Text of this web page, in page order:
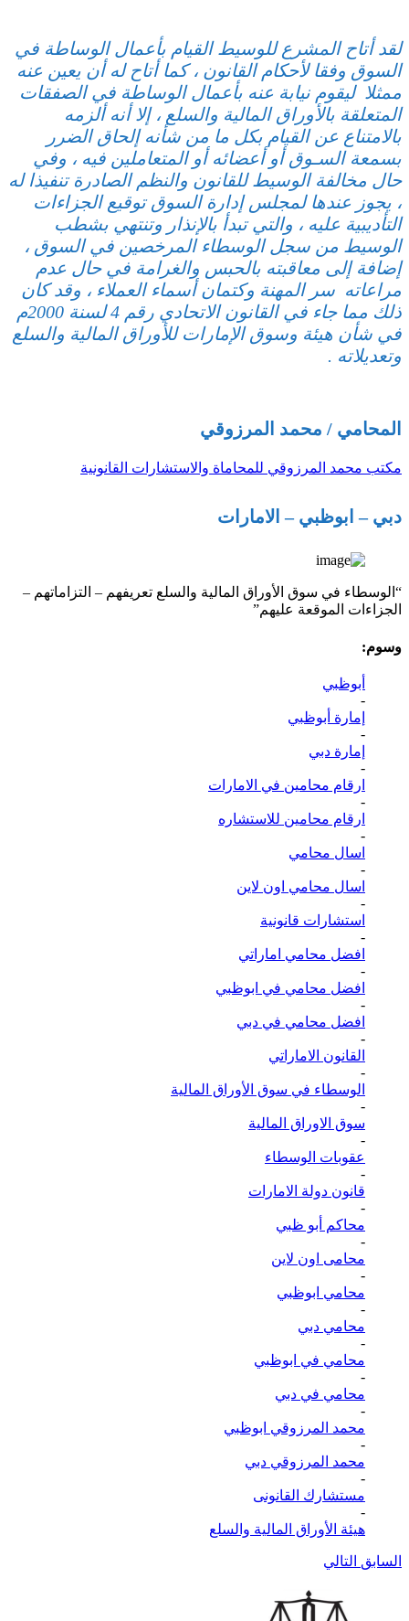
لقد أتاح المشرع للوسيط القيام بأعمال الوساطة في
السوق وفقا لأحكام القانون ، كما أتاح له أن يعين عنه
ممثلا ليقوم نيابة عنه بأعمال الوساطة في الصفقات
المتعلقة بالأوراق المالية والسلع ، إلا أنه ألزمه
بالامتناع عن القيام بكل ما من شأنه إلحاق الضرر
بسمعة السـوق أو أعضائه أو المتعاملين فيه ، وفي
حال مخالفة الوسيط للقانون والنظم الصادرة تنفيذا له
، يجوز عندها لمجلس إدارة السوق توقيع الجزاءات
التأديبية عليه ، والتي تبدأ بالإنذار وتنتهي بشطب
الوسيط من سجل الوسطاء المرخصين في السوق ،
إضافة إلى معاقبته بالحبس والغرامة في حال عدم
مراعاته سر المهنة وكتمان أسماء العملاء ، وقد كان
ذلك مما جاء في القانون الاتحادي رقم 4 لسنة 2000م
في شأن هيئة وسوق الإمارات للأوراق المالية والسلع
وتعديلاته .
المحامي / محمد المرزوقي
مكتب محمد المرزوقي للمحاماة والاستشارات القانونية
دبي – ابوظبي – الامارات
“الوسطاء في سوق الأوراق المالية والسلع تعريفهم – التزاماتهم –
الجزاءات الموقعة عليهم”
وسوم:
أبوظبي
-
إمارة أبوظبي
-
إمارة دبي
-
ارقام محامين في الامارات
-
ارقام محامين للاستشاره
-
اسال محامي
-
اسال محامي اون لاين
-
استشارات قانونية
-
افضل محامي اماراتي
-
افضل محامي في ابوظبي
-
افضل محامي في دبي
-
القانون الاماراتي
-
الوسطاء في سوق الأوراق المالية
-
سوق الاوراق المالية
-
عقوبات الوسطاء
-
قانون دولة الامارات
-
محاكم أبو ظبي
-
محامى اون لاين
-
محامي ابوظبي
-
محامي دبي
-
محامي في ابوظبي
-
محامي في دبي
-
محمد المرزوقي ابوظبي
-
محمد المرزوقي دبي
-
مستشارك القانونى
-
هيئة الأوراق المالية والسلع
السابق التالي